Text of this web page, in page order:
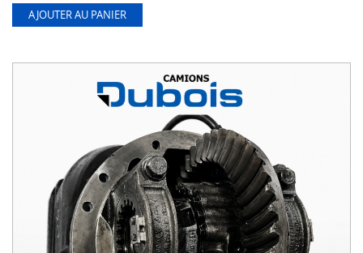
AJOUTER AU PANIER